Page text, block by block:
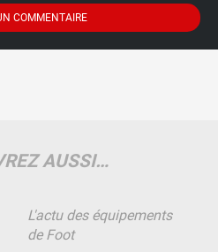
AUSSI…
L'actu des équipements
de Foot